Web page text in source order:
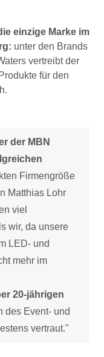
einzige Marke im
unter den Brands
vertreibt der
für den
der MBN
Firmengröße
Matthias Lohr
viel
wir, da unsere
LED- und
mehr im
20-jährigen
des Event- und
vertraut."